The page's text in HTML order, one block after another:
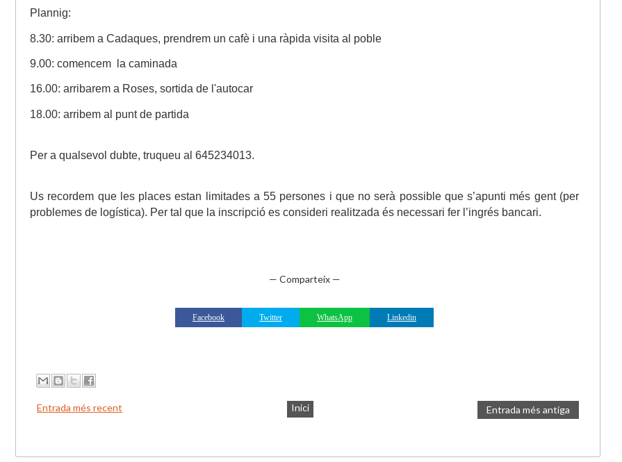
Plannig:
8.30: arribem a Cadaques, prendrem un cafè i una ràpida visita al poble
9.00: comencem la caminada
16.00: arribarem a Roses, sortida de l'autocar
18.00: arribem al punt de partida
Per a qualsevol dubte, truqueu al 645234013.
Us recordem que les places estan limitades a 55 persones i que no serà possible que s’apunti més gent (per
problemes de logística). Per tal que la inscripció es consideri realitzada és necessari fer l’ingrés bancari.
— Comparteix —
Facebook Twitter WhatsApp Linkedin
Entrada més recent Entrada més antiga
Inici